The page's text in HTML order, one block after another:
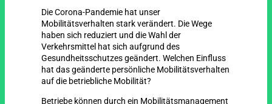
Die Corona-Pandemie hat unser
Mobilitätsverhalten stark verändert. Die Wege
haben sich reduziert und die Wahl der
Verkehrsmittel hat sich aufgrund des
Gesundheitsschutzes geändert. Welchen Einfluss
hat das geänderte persönliche Mobilitätsverhalten
auf die betriebliche Mobilität?
Betriebe können durch ein Mobilitätsmanagement